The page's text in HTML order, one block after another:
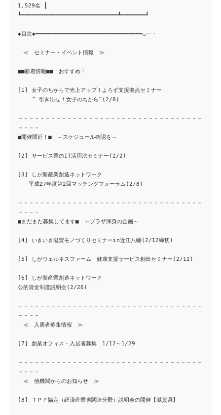
1,529名 ┃
┗━━━━━━━━━━━━━━━━━━━━━━━━━━━━┻━━━━━━━┛
◆目次◆━━━━━━━━━━━━━━━━━━━━━━━━━━━━━━━…‥・
≪ セミナー・イベント情報 ≫
■■新着情報■■ おすすめ！
[1] 女子のちからで売上アップ！よろず支援拠点セミナー
” 引き出せ！女子のちから”(2/8)
－－－－－－－－－－－－－－－－－－－－－－－－－－－－－－－－－－
－－－－
■開催間近！■ ～スケジュール確認を～
[2] サービス業のIT活用法セミナー(2/2)
[3] しが新産業創造ネットワーク
平成27年度第2回マッチングフォーラム(2/8)
－－－－－－－－－－－－－－－－－－－－－－－－－－－－－－－－－－
－－－－
■まだまだ募集してます■ ～プラザ渾身の企画～
[4] いきいき滋賀モノづくりセミナーin近江八幡(2/12締切)
[5] しがウェルネスファーム 健康支援サービス創出セミナー(2/12)
[6] しが新産業創造ネットワーク
公的資金制度説明会(2/26)
－－－－－－－－－－－－－－－－－－－－－－－－－－－－－－－－－－
－－－－
≪ 入居者募集情報 ≫
[7] 創業オフィス・入居者募集 1/12～1/29
－－－－－－－－－－－－－－－－－－－－－－－－－－－－－－－－－－
－－－－
≪ 他機関からのお知らせ ≫
[8] ＴＰＰ協定（経済産業省関連分野）説明会の開催【滋賀県】